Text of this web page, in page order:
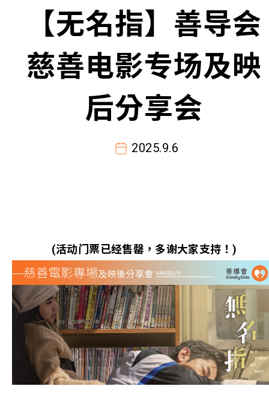
相关报导
关于本会
【无名指】善导会
慈善电影专场及映
后分享会
2025.9.6
(活动门票已经售罄，多谢大家支持！)